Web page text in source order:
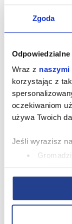
Zgoda
Wraz z naszymi
korzystając z
oczekiwaniom
używa Twoich
Jeśli wyrazisz
nawet do
zbiory
Dowiedz się
ZAPISUJĘ SIĘ
o
797
515
605
573